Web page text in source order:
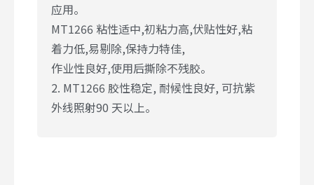
应用。
MT1266 粘性适中,初粘力高,伏贴性好,粘
着力低,易剔除,保持力特佳,
作业性良好,使用后撕除不残胶。
2. MT1266 胶性稳定, 耐候性良好, 可抗紫
外线照射90 天以上。